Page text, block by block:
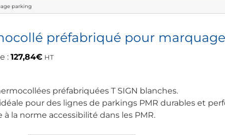
parking
préfabriqué pour
: 127,84€ HT
préfabriquées T SIGN blanches.
pour des lignes de parkings PMR durables et
à la norme accessibilité dans les PMR.